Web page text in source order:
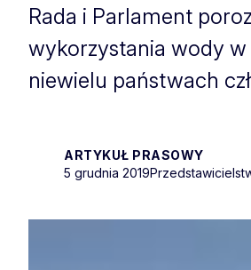
Rada i Parlament
wykorzystania wody
niewielu państwach
ARTYKUŁ PRASOWY
5 grudnia 2019